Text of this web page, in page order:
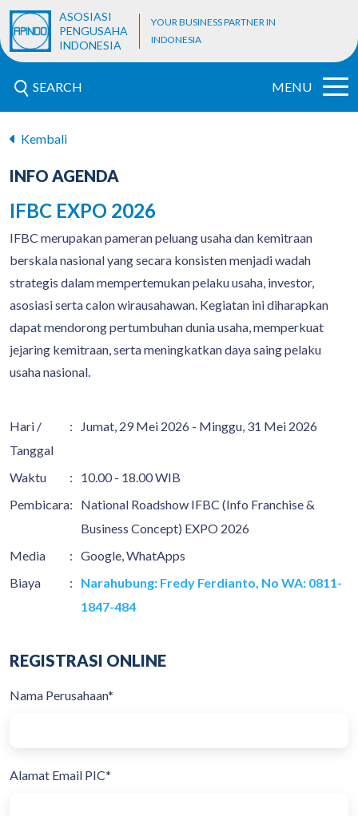
ASOSIASI
PENGUSAHA
INDONESIA
YOUR BUSINESS PARTNER IN
INDONESIA
SEARCH MENU
Kembali
REGISTRASI ONLINE
Nama Perusahaan*
Alamat Email PIC*
INFO AGENDA
IFBC EXPO 2026
IFBC merupakan pameran peluang usaha dan kemitraan
berskala nasional yang secara konsisten menjadi wadah
strategis dalam mempertemukan pelaku usaha, investor,
asosiasi serta calon wirausahawan. Kegiatan ini diharapkan
dapat mendorong pertumbuhan dunia usaha, memperkuat
jejaring kemitraan, serta meningkatkan daya saing pelaku
usaha nasional.
Hari /
Tanggal
: Jumat, 29 Mei 2026 - Minggu, 31 Mei 2026
Waktu :
10.00 - 18.00 WIB
Pembicara:
National Roadshow IFBC (Info Franchise &
Business Concept) EXPO 2026
Media
: Google, WhatApps
Biaya
:
Narahubung: Fredy Ferdianto, No WA: 0811-
1847-484